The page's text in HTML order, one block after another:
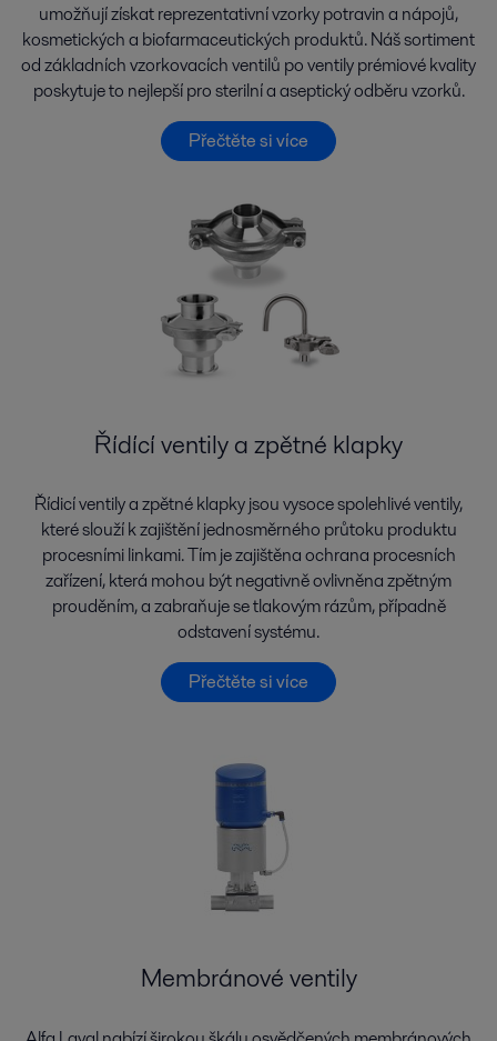
umožňují získat reprezentativní vzorky potravin a nápojů,
kosmetických a biofarmaceutických produktů. Náš sortiment
od základních vzorkovacích ventilů po ventily prémiové kvality
poskytuje to nejlepší pro sterilní a aseptický odběru vzorků.
Přečtěte si více
Řídící ventily a zpětné klapky
Řídicí ventily a zpětné klapky jsou vysoce spolehlivé ventily,
které slouží k zajištění jednosměrného průtoku produktu
procesními linkami. Tím je zajištěna ochrana procesních
zařízení, která mohou být negativně ovlivněna zpětným
prouděním, a zabraňuje se tlakovým rázům, případně
odstavení systému.
Přečtěte si více
Membránové ventily